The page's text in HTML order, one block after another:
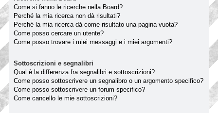
Come si fanno le ricerche nella Board?
Perché la mia ricerca non dà risultati?
Perché la mia ricerca dà come risultato una pagina vuota?
Come posso cercare un utente?
Come posso trovare i miei messaggi e i miei argomenti?
Sottoscrizioni e segnalibri
Qual è la differenza fra segnalibri e sottoscrizioni?
Come posso sottoscrivere un segnalibro o un argomento specifico?
Come posso sottoscrivere un forum specifico?
Come cancello le mie sottoscrizioni?